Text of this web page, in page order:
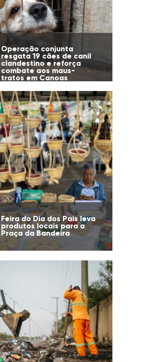
Operação conjunta
resgata 19 cães de canil
clandestino e reforça
combate aos maus-
tratos em Canoas
Feira do Dia dos Pais leva
produtos locais para a
Praça da Bandeira